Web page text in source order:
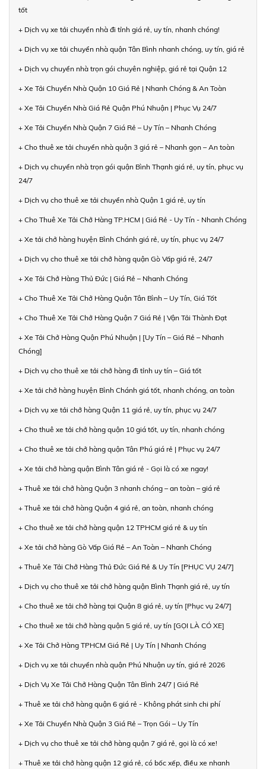
tốt
+ Dịch vụ xe tải chuyển nhà đi tỉnh giá rẻ, uy tín, nhanh chóng!
+ Dịch vụ xe tải chuyển nhà quận Tân Bình nhanh chóng, uy tín, giá rẻ
+ Dịch vụ chuyển nhà trọn gói chuyên nghiệp, giá rẻ tại Quận 12
+ Xe Tải Chuyển Nhà Quận 10 Giá Rẻ | Nhanh Chóng & An Toàn
+ Xe Tải Chuyển Nhà Giá Rẻ Quận Phú Nhuận | Phục Vụ 24/7
+ Xe Tải Chuyển Nhà Quận 7 Giá Rẻ – Uy Tín – Nhanh Chóng
+ Cho thuê xe tải chuyển nhà quận 3 giá rẻ – Nhanh gọn – An toàn
+ Dịch vụ chuyển nhà trọn gói quận Bình Thạnh giá rẻ, uy tín, phục vụ
24/7
+ Dịch vụ cho thuê xe tải chuyển nhà Quận 1 giá rẻ, uy tín
+ Cho Thuê Xe Tải Chở Hàng TP.HCM | Giá Rẻ - Uy Tín - Nhanh Chóng
+ Xe tải chở hàng huyện Bình Chánh giá rẻ, uy tín, phục vụ 24/7
+ Dịch vụ cho thuê xe tải chở hàng quận Gò Vấp giá rẻ, 24/7
+ Xe Tải Chở Hàng Thủ Đức | Giá Rẻ – Nhanh Chóng
+ Cho Thuê Xe Tải Chở Hàng Quận Tân Bình – Uy Tín, Giá Tốt
+ Cho Thuê Xe Tải Chở Hàng Quận 7 Giá Rẻ | Vận Tải Thành Đạt
+ Xe Tải Chở Hàng Quận Phú Nhuận | [Uy Tín – Giá Rẻ – Nhanh
Chóng]
+ Dịch vụ cho thuê xe tải chở hàng đi tỉnh uy tín – Giá tốt
+ Xe tải chở hàng huyện Bình Chánh giá tốt, nhanh chóng, an toàn
+ Dịch vụ xe tải chở hàng Quận 11 giá rẻ, uy tín, phục vụ 24/7
+ Cho thuê xe tải chở hàng quận 10 giá tốt, uy tín, nhanh chóng
+ Cho thuê xe tải chở hàng quận Tân Phú giá rẻ | Phục vụ 24/7
+ Xe tải chở hàng quận Bình Tân giá rẻ - Gọi là có xe ngay!
+ Thuê xe tải chở hàng Quận 3 nhanh chóng – an toàn – giá rẻ
+ Thuê xe tải chở hàng Quận 4 giá rẻ, an toàn, nhanh chóng
+ Cho thuê xe tải chở hàng quận 12 TPHCM giá rẻ & uy tín
+ Xe tải chở hàng Gò Vấp Giá Rẻ – An Toàn – Nhanh Chóng
+ Thuê Xe Tải Chở Hàng Thủ Đức Giá Rẻ & Uy Tín [PHỤC VỤ 24/7]
+ Dịch vụ cho thuê xe tải chở hàng quận Bình Thạnh giá rẻ, uy tín
+ Cho thuê xe tải chở hàng tại Quận 8 giá rẻ, uy tín [Phục vụ 24/7]
+ Cho thuê xe tải chở hàng quận 5 giá rẻ, uy tín [GỌI LÀ CÓ XE]
+ Xe Tải Chở Hàng TPHCM Giá Rẻ | Uy Tín | Nhanh Chóng
+ Dịch vụ xe tải chuyển nhà quận Phú Nhuận uy tín, giá rẻ 2026
+ Dịch Vụ Xe Tải Chở Hàng Quận Tân Bình 24/7 | Giá Rẻ
+ Thuê xe tải chở hàng quận 6 giá rẻ - Không phát sinh chi phí
+ Xe Tải Chuyển Nhà Quận 3 Giá Rẻ – Trọn Gói – Uy Tín
+ Dịch vụ cho thuê xe tải chở hàng quận 7 giá rẻ, gọi là có xe!
+ Thuê xe tải chở hàng quận 12 giá rẻ, có bốc xếp, điều xe nhanh